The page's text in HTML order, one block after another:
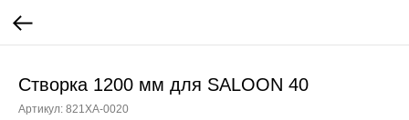
Створка 1200 мм для SALOON 40
Артикул: 821XA-0020